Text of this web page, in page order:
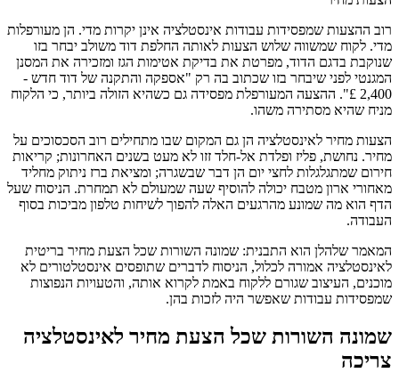
רוב ההצעות שמפסידות עבודות אינסטלציה אינן יקרות מדי. הן מעורפלות
מדי. לקוח שמשווה שלוש הצעות לאותה החלפת דוד משולב יבחר בזו
שנוקבת בדגם הדוד, מפרטת את בדיקת אטימות הגז ומזכירה את המסנן
המגנטי לפני שיבחר בזו שכתוב בה רק "אספקה והתקנה של דוד חדש -
2,400 £". ההצעה המעורפלת מפסידה גם כשהיא הזולה ביותר, כי הלקוח
מניח שהיא מסתירה משהו.
הצעות מחיר לאינסטלציה הן גם המקום שבו מתחילים רוב הסכסוכים על
מחיר. נחושת, פליז ופלדת אל-חלד זזו לא מעט בשנים האחרונות; קריאות
חירום שמתגלגלות לחצי יום הן דבר שבשגרה; ומציאת ברז ניתוק מחליד
מאחורי ארון מטבח יכולה להוסיף שעה שמעולם לא תמחרת. הניסוח שעל
הדף הוא מה שמונע מהרגעים האלה להפוך לשיחות טלפון מביכות בסוף
העבודה.
המאמר שלהלן הוא התבנית: שמונה השורות שכל הצעת מחיר בריטית
לאינסטלציה אמורה לכלול, הניסוח לדברים שתופסים אינסטלטורים לא
מוכנים, העיצוב שגורם ללקוח באמת לקרוא אותה, והטעויות הנפוצות
שמפסידות עבודות שאפשר היה לזכות בהן.
שמונה השורות שכל הצעת מחיר לאינסטלציה
צריכה